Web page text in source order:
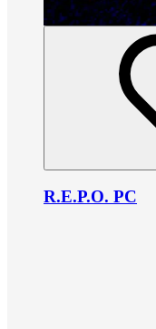
R.E.P.O. PC